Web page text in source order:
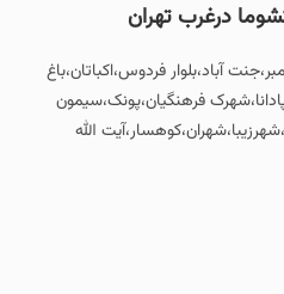
درغرب تهران
آباد،بلوار فردوس،اکباتان،باغ
فرهنگیان،پونک،سیمون
الله